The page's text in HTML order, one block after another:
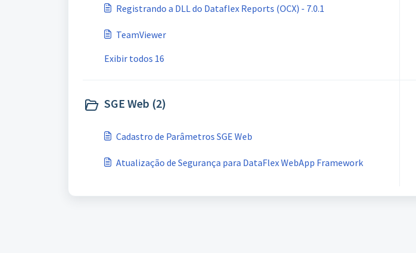
Registrando a DLL do Dataflex Reports (OCX) - 7.0.1
TeamViewer
Exibir todos 16
SGE Web (2)
Cadastro de Parâmetros SGE Web
Atualização de Segurança para DataFlex WebApp Framework